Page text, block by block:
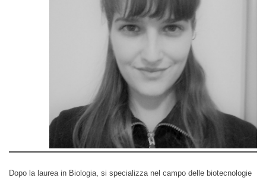
Dopo la laurea in Biologia, si specializza nel campo delle biotecnologie